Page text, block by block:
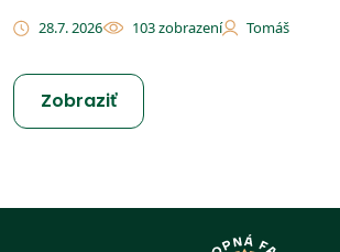
28.7. 2026 103 zobrazení Tomáš
Zobraziť